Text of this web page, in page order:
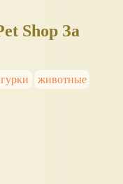
Shop За
животные